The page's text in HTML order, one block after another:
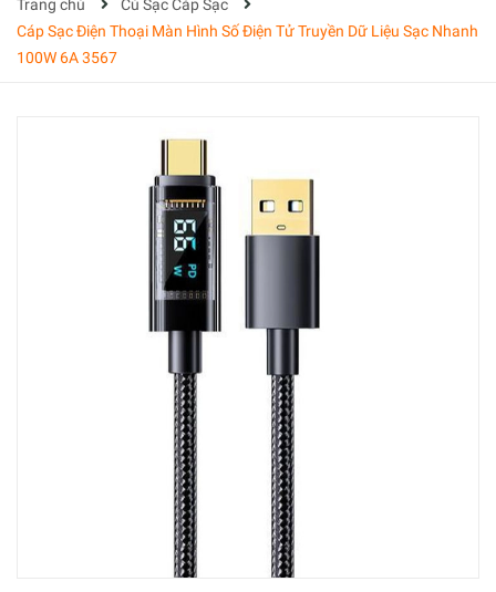
Trang chủ
Củ Sạc Cáp Sạc
Cáp Sạc Điện Thoại Màn Hình Số Điện Tử Truyền Dữ Liệu Sạc Nhanh
100W 6A 3567